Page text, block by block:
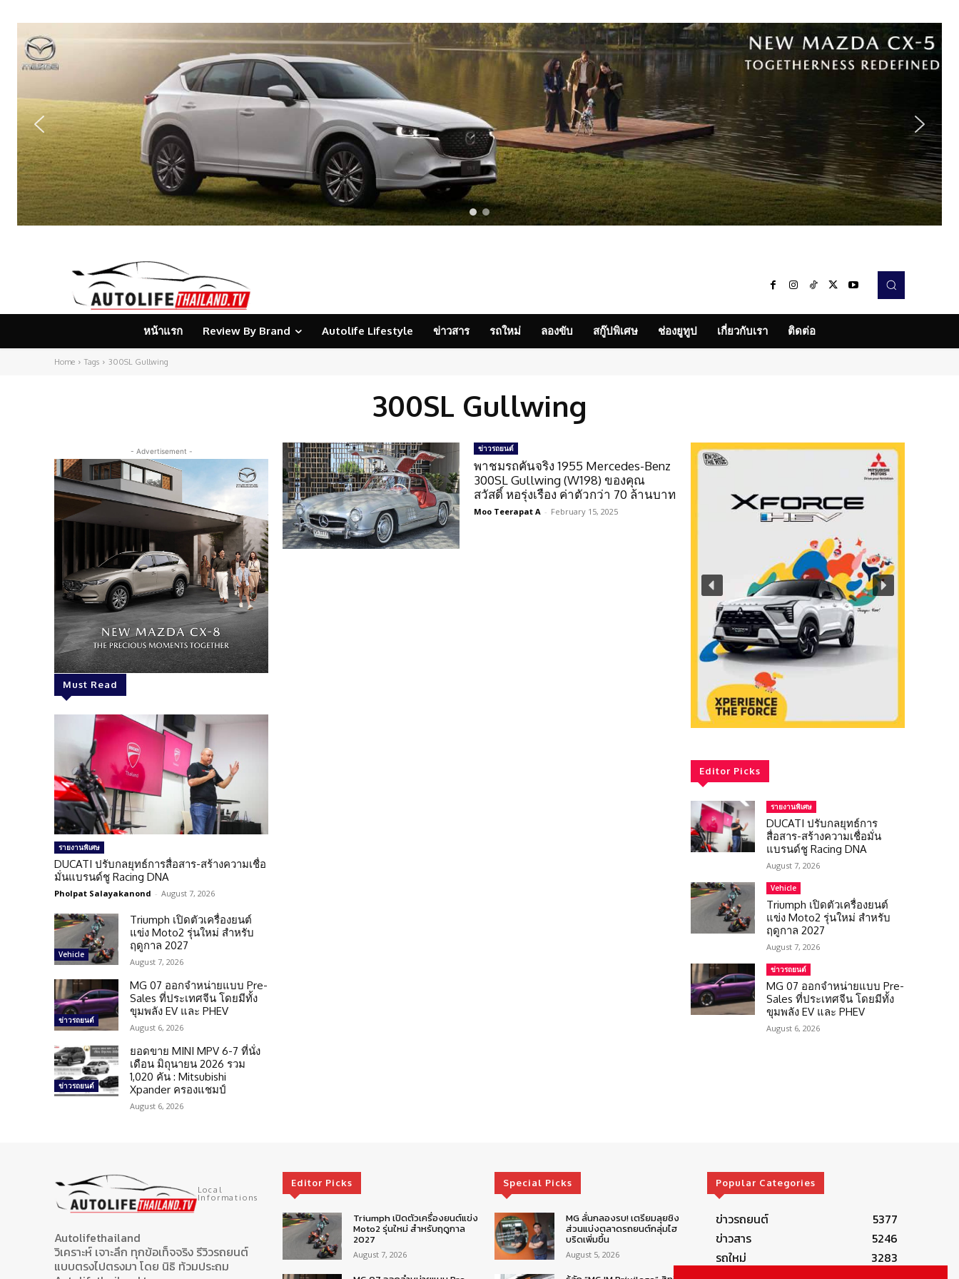
หน้าแรก Review By Brand Autolife Lifestyle ข่าวสาร รถใหม่ ลองขับ สกู๊ปพิเศษ ช่องยูทูป เกี่ยวกับเรา ติดต่อ
Home Tags 300SL Gullwing
300SL Gullwing
- Advertisement -
Must Read
รายงานพิเศษ
DUCATI ปรับกลยุทธ์การสื่อสาร-สร้างความเชื่อ
มั่นแบรนด์ชู Racing DNA
Pholpat Salayakanond - August 7, 2026
Vehicle
Triumph เปิดตัวเครื่องยนต์
แข่ง Moto2 รุ่นใหม่ สำหรับ
ฤดูกาล 2027
August 7, 2026
ข่าวรถยนต์
MG 07 ออกจำหน่ายแบบ Pre-
Sales ที่ประเทศจีน โดยมีทั้ง
ขุมพลัง EV และ PHEV
August 6, 2026
ข่าวรถยนต์
ยอดขาย MINI MPV 6-7 ที่นั่ง
เดือน มิถุนายน 2026 รวม
1,020 คัน : Mitsubishi
Xpander ครองแชมป์
August 6, 2026
ข่าวรถยนต์
พาชมรถคันจริง 1955 Mercedes-Benz
300SL Gullwing (W198) ของคุณ
สวัสดิ์ หอรุ่งเรือง ค่าตัวกว่า 70 ล้านบาท
Moo Teerapat A - February 15, 2025
Editor Picks
รายงานพิเศษ
DUCATI ปรับกลยุทธ์การ
สื่อสาร-สร้างความเชื่อมั่น
แบรนด์ชู Racing DNA
August 7, 2026
Vehicle
Triumph เปิดตัวเครื่องยนต์
แข่ง Moto2 รุ่นใหม่ สำหรับ
ฤดูกาล 2027
August 7, 2026
ข่าวรถยนต์
MG 07 ออกจำหน่ายแบบ Pre-
Sales ที่ประเทศจีน โดยมีทั้ง
ขุมพลัง EV และ PHEV
August 6, 2026
Local
Informations
Autolifethailand
วิเคราะห์ เจาะลึก ทุกข้อเท็จจริง รีวิวรถยนต์
แบบตรงไปตรงมา โดย นิธิ ท้วมประถม
Editor Picks
Triumph เปิดตัวเครื่องยนต์แข่ง
Moto2 รุ่นใหม่ สำหรับฤดูกาล
2027
August 7, 2026
Special Picks
MG ลั่นกลองรบ! เตรียมลุยชิง
ส่วนแบ่งตลาดรถยนต์กลุ่มไฮ
บริดเพิ่มขึ้น
August 5, 2026
Popular Categories
ข่าวรถยนต์
5377
ข่าวสาร
5246
รถใหม่
3283